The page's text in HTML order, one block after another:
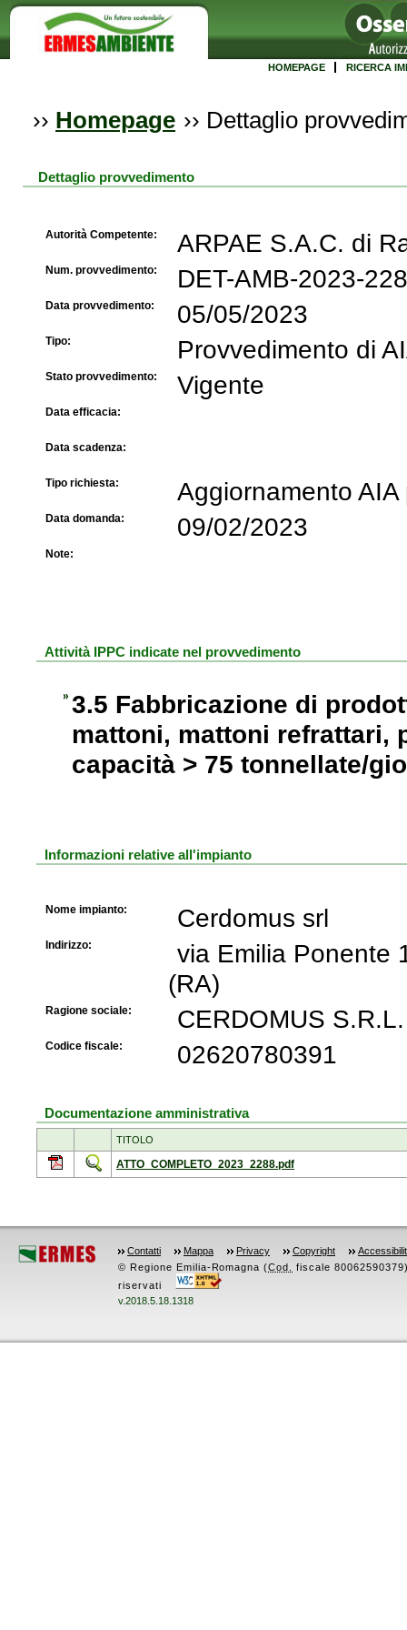
HOMEPAGE RICERCA
›› Homepage ›› Dettaglio
Dettaglio provvedimento
Autorità Competente: ARPAE S.A.C. di
Num. provvedimento: DET-AMB-2023-
Data provvedimento: 05/05/2023
Tipo: Provvedimento di
Stato provvedimento: Vigente
Data efficacia:
Data scadenza:
Tipo richiesta: Aggiornamento
Data domanda: 09/02/2023
Note:
Attività IPPC indicate nel provvedimento
3.5 Fabbricazione di
mattoni, mattoni refrattari,
capacità > 75 tonnellate/
Informazioni relative all'impianto
Nome impianto: Cerdomus srl
Indirizzo:
via Emilia Ponente
(RA)
Ragione sociale: CERDOMUS S.R.L.
Codice fiscale: 02620780391
Documentazione amministrativa
TITOLO
ATTO_COMPLETO_2023_2288.pdf
Contatti Mappa Privacy Copyright
© Regione Emilia-Romagna (Cod.
fiscale
riservati
v.2018.5.18.1318